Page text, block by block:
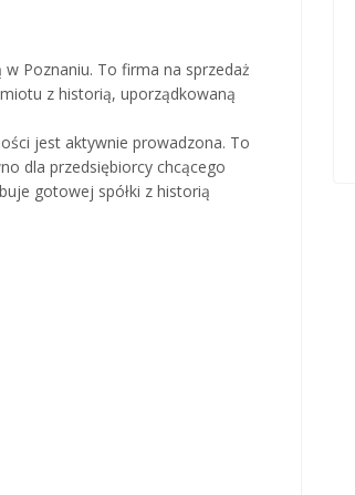
w Poznaniu. To firma na sprzedaż
z historią, uporządkowaną
jest aktywnie prowadzona. To
dla przedsiębiorcy chcącego
gotowej spółki z historią